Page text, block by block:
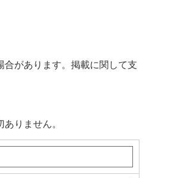
があります。掲載に関して支
りません。